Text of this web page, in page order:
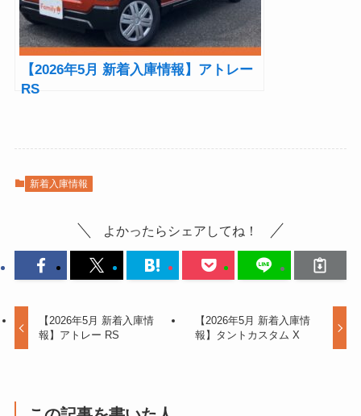
【2026年5月 新着入庫情報】アトレー
RS
新着入庫情報
よかったらシェアしてね！
【2026年5月 新着入庫情
報】アトレー RS
【2026年5月 新着入庫情
報】タントカスタム X